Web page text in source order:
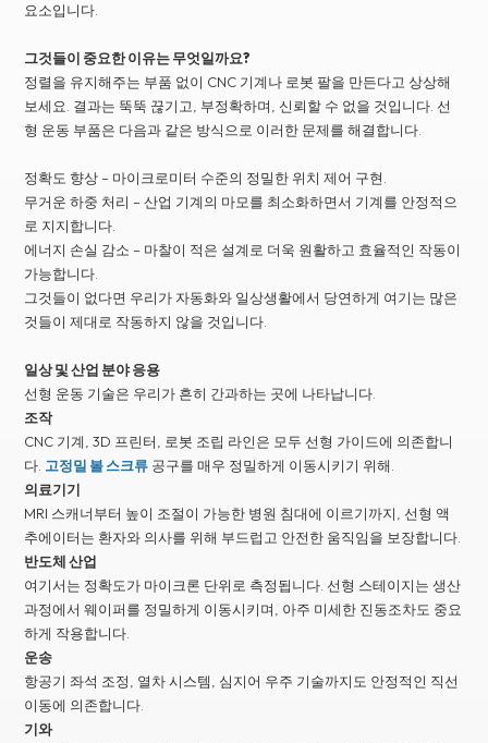
요소입니다.
그것들이 중요한 이유는 무엇일까요?
정렬을 유지해주는 부품 없이 CNC 기계나 로봇 팔을 만든다고 상상해
보세요. 결과는 뚝뚝 끊기고, 부정확하며, 신뢰할 수 없을 것입니다. 선
형 운동 부품은 다음과 같은 방식으로 이러한 문제를 해결합니다.
정확도 향상 – 마이크로미터 수준의 정밀한 위치 제어 구현.
무거운 하중 처리 – 산업 기계의 마모를 최소화하면서 기계를 안정적으
로 지지합니다.
에너지 손실 감소 – 마찰이 적은 설계로 더욱 원활하고 효율적인 작동이
가능합니다.
그것들이 없다면 우리가 자동화와 일상생활에서 당연하게 여기는 많은
것들이 제대로 작동하지 않을 것입니다.
일상 및 산업 분야 응용
선형 운동 기술은 우리가 흔히 간과하는 곳에 나타납니다.
조작
CNC 기계, 3D 프린터, 로봇 조립 라인은 모두 선형 가이드에 의존합니
다. 고정밀 볼 스크류 공구를 매우 정밀하게 이동시키기 위해.
의료기기
MRI 스캐너부터 높이 조절이 가능한 병원 침대에 이르기까지, 선형 액
추에이터는 환자와 의사를 위해 부드럽고 안전한 움직임을 보장합니다.
반도체 산업
여기서는 정확도가 마이크론 단위로 측정됩니다. 선형 스테이지는 생산
과정에서 웨이퍼를 정밀하게 이동시키며, 아주 미세한 진동조차도 중요
하게 작용합니다.
운송
항공기 좌석 조정, 열차 시스템, 심지어 우주 기술까지도 안정적인 직선
이동에 의존합니다.
기와